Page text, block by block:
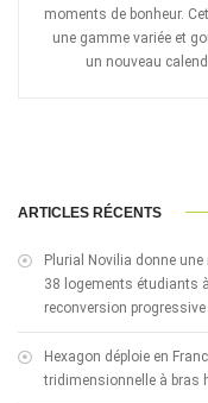
moments de bonheur.
une gamme variée et
un nouveau
ARTICLES RÉCENTS
Plurial Novilia donne
38 logements étudiants
reconversion progressive
Hexagon déploie en
tridimensionnelle à bras